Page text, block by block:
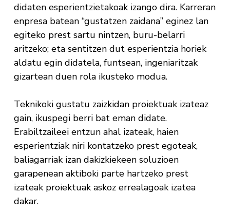
didaten esperientzietakoak izango dira. Karreran
enpresa batean “gustatzen zaidana” eginez lan
egiteko prest sartu nintzen, buru-belarri
aritzeko; eta sentitzen dut esperientzia horiek
aldatu egin didatela, funtsean, ingeniaritzak
gizartean duen rola ikusteko modua.
Teknikoki gustatu zaizkidan proiektuak izateaz
gain, ikuspegi berri bat eman didate.
Erabiltzaileei entzun ahal izateak, haien
esperientziak niri kontatzeko prest egoteak,
baliagarriak izan dakizkiekeen soluzioen
garapenean aktiboki parte hartzeko prest
izateak proiektuak askoz errealagoak izatea
dakar.